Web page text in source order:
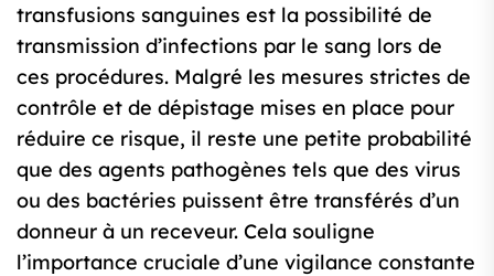
transfusions sanguines est la possibilité de
transmission d’infections par le sang lors de
ces procédures. Malgré les mesures strictes de
contrôle et de dépistage mises en place pour
réduire ce risque, il reste une petite probabilité
que des agents pathogènes tels que des virus
ou des bactéries puissent être transférés d’un
donneur à un receveur. Cela souligne
l’importance cruciale d’une vigilance constante